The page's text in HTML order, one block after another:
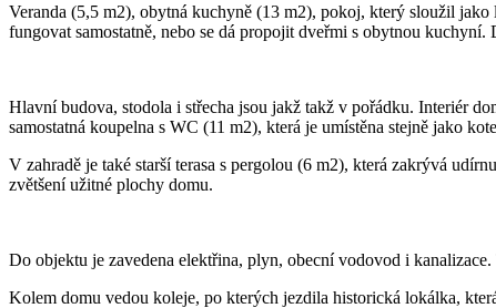
Veranda (5,5 m2), obytná kuchyně (13 m2), pokoj, který sloužil
fungovat samostatně, nebo se dá propojit dveřmi s obytnou
Hlavní budova, stodola i střecha jsou jakž takž v pořádku. Interiér
samostatná koupelna s WC (11 m2), která je umístěna stejně jako
V zahradě je také starší terasa s pergolou (6 m2), která zakrývá
zvětšení užitné plochy domu.
Do objektu je zavedena elektřina, plyn, obecní vodovod i
Kolem domu vedou koleje, po kterých jezdila historická lokálka,